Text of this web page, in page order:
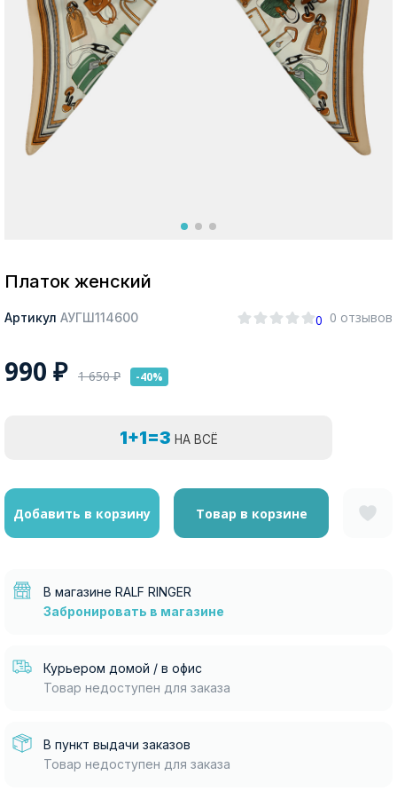
Москва
Платок женский
Артикул АУГШ114600 0 0 отзывов
990 ₽ 1 650₽ -40%
1+1=3 НА ВСЁ
Добавить в корзину Товар в корзине
В магазине RALF RINGER
Забронировать в магазине
Курьером домой / в офис
Товар недоступен для заказа
В пункт выдачи заказов
Товар недоступен для заказа